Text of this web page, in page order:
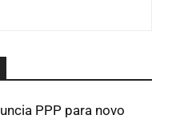
PPP para novo